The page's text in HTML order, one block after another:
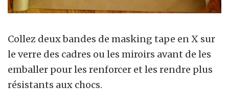
Collez deux bandes de masking tape en X sur
le verre des cadres ou les miroirs avant de les
emballer pour les renforcer et les rendre plus
résistants aux chocs.